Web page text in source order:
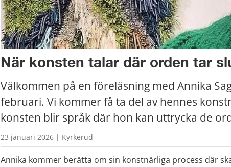
När konsten talar där orden tar
Välkommen på en föreläsning med Annika
februari. Vi kommer få ta del av hennes
konsten blir språk där hon kan uttrycka de
23 januari 2026 | Kyrkerud
Annika kommer berätta om sin konstnärliga process där